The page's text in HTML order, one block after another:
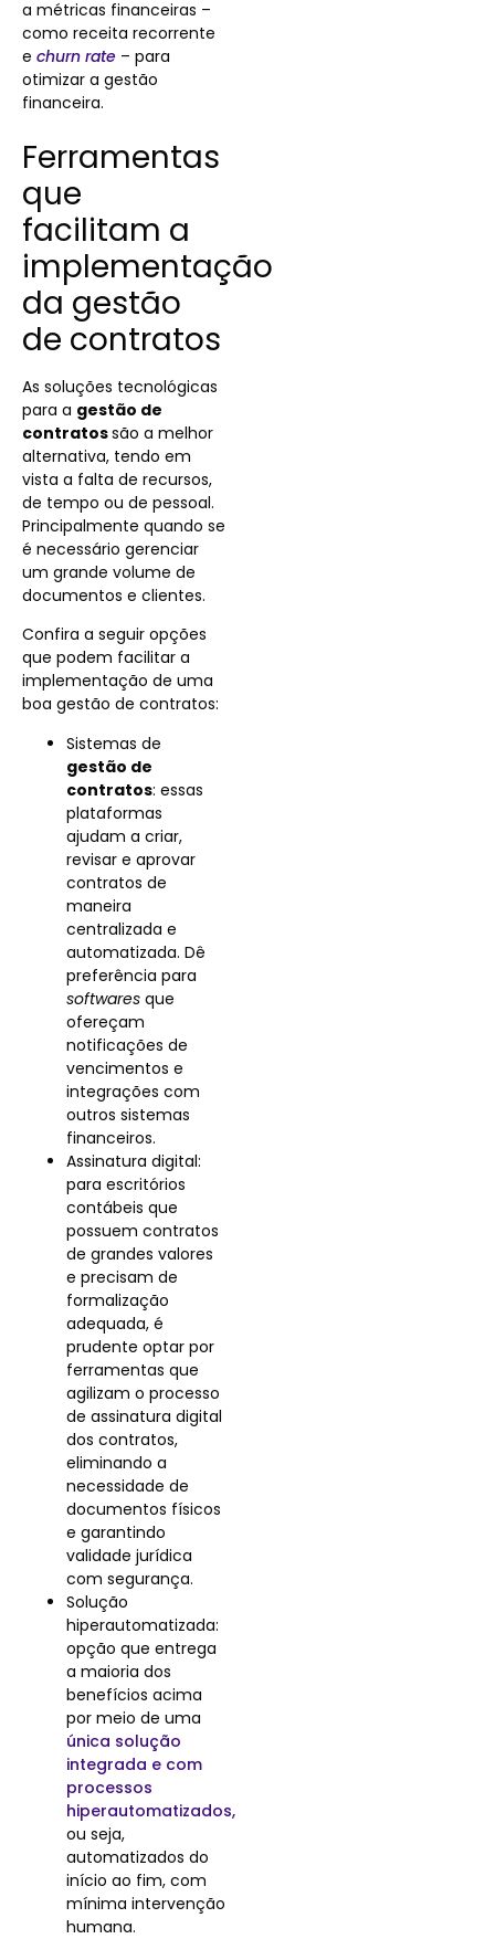
a métricas financeiras –
como receita recorrente
e churn rate – para
otimizar a gestão
financeira.
Ferramentas
que
facilitam a
implementação
da gestão
de contratos
As soluções tecnológicas
para a gestão de
contratossão a melhor
alternativa, tendo em
vista a falta de recursos,
de tempo ou de pessoal.
Principalmente quando se
é necessário gerenciar
um grande volume de
documentos e clientes.
Confira a seguir opções
que podem facilitar a
implementação de uma
boa gestão de contratos:
Sistemas de
gestão de
contratos: essas
plataformas
ajudam a criar,
revisar e aprovar
contratos de
maneira
centralizada e
automatizada. Dê
preferência para
softwares que
ofereçam
notificações de
vencimentos e
integrações com
outros sistemas
financeiros​.
Assinatura digital:
para escritórios
contábeis que
possuem contratos
de grandes valores
e precisam de
formalização
adequada, é
prudente optar por
ferramentas que
agilizam o processo
de assinatura digital
dos contratos,
eliminando a
necessidade de
documentos físicos
e garantindo
validade jurídica
com segurança​.
Solução
hiperautomatizada:
opção que entrega
a maioria dos
benefícios acima
por meio de uma
única solução
integrada e com
processos
hiperautomatizados,
ou seja,
automatizados do
início ao fim, com
mínima intervenção
humana.